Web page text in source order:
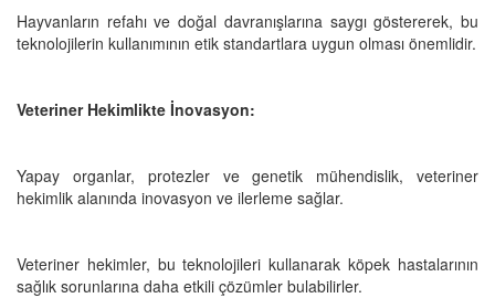
Hayvanların refahı ve doğal davranışlarına saygı göstererek, bu
teknolojilerin kullanımının etik standartlara uygun olması önemlidir.
Veteriner Hekimlikte İnovasyon:
Yapay organlar, protezler ve genetik mühendislik, veteriner
hekimlik alanında inovasyon ve ilerleme sağlar.
Veteriner hekimler, bu teknolojileri kullanarak köpek hastalarının
sağlık sorunlarına daha etkili çözümler bulabilirler.